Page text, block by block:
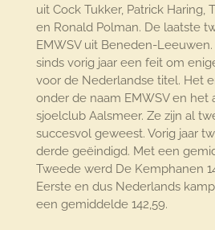
uit Cock Tukker, Patrick Haring,
en Ronald Polman. De laatste
EMWSV uit Beneden-
sinds vorig jaar een feit om
voor de Nederlandse titel. Het
onder de naam EMWSV en het
sjoelclub Aalsmeer. Ze zijn al
succesvol geweest. Vorig jaar
derde geëindigd. Met een
Tweede werd De Kemphanen
Eerste en dus Nederlands
een gemiddelde 142,59.